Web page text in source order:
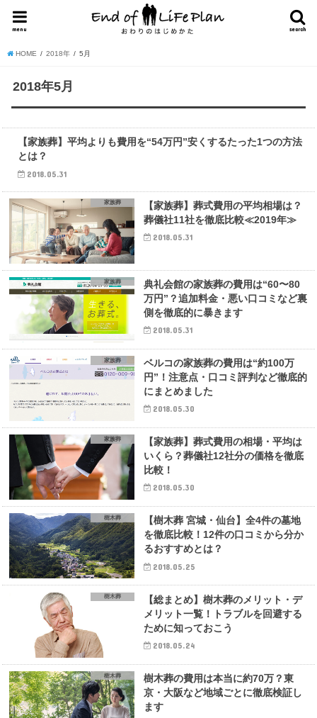
search
menu
HOME 2018年 5月
2018年5月
家族葬
【家族葬】平均よりも費用を“54万円”安くするたった1つの方法
とは？
2018.05.31
家族葬
【家族葬】葬式費用の平均相場は？
葬儀社11社を徹底比較≪2019年≫
2018.05.31
家族葬
典礼会館の家族葬の費用は“60〜80
万円”？追加料金・悪い口コミなど裏
側を徹底的に暴きます
2018.05.31
家族葬
ベルコの家族葬の費用は“約100万
円”！注意点・口コミ評判など徹底的
にまとめました
2018.05.30
家族葬
【家族葬】葬式費用の相場・平均は
いくら？葬儀社12社分の価格を徹底
比較！
2018.05.30
樹木葬
【樹木葬 宮城・仙台】全4件の墓地
を徹底比較！12件の口コミから分か
るおすすめとは？
2018.05.25
樹木葬
【総まとめ】樹木葬のメリット・デ
メリット一覧！トラブルを回避する
ために知っておこう
2018.05.24
樹木葬
樹木葬の費用は本当に約70万？東
京・大阪など地域ごとに徹底検証し
ます